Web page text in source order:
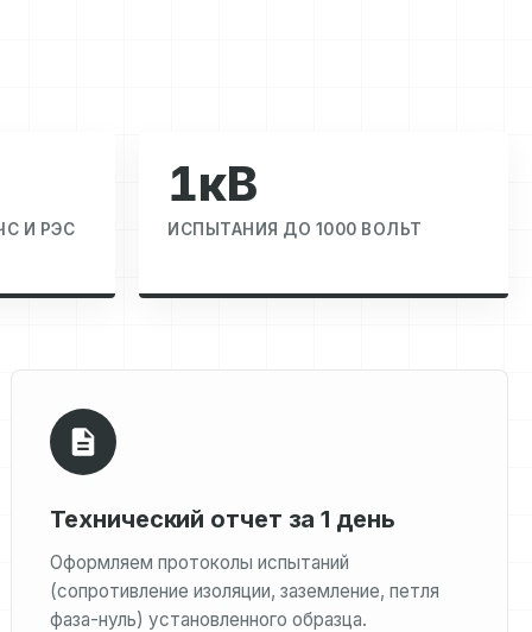
И РЭС
1кВ
ИСПЫТАНИЯ ДО 1000 ВОЛЬТ
Технический отчет за 1 день
Оформляем протоколы испытаний
(сопротивление изоляции, заземление, петля
фаза-нуль) установленного образца.